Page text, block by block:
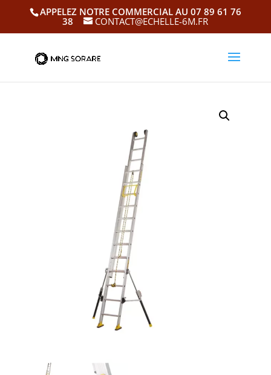
APPELEZ NOTRE COMMERCIAL AU 07 89 61 76
38
CONTACT@ECHELLE-6M.FR